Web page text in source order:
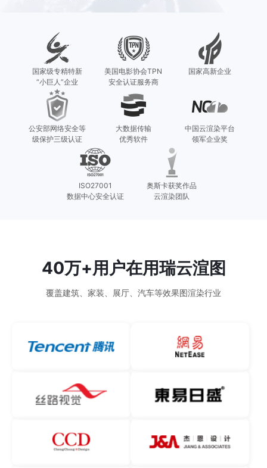
国家级专精特新
“小巨人”企业
美国电影协会TPN
安全认证服务商
国家高新企业
公安部网络安全等
级保护三级认证
大数据传输
优秀软件
中国云渲染平台
领军企业奖
ISO27001
数据中心安全认证
奥斯卡获奖作品
云渲染团队
40万+用户在用瑞云渲图
覆盖建筑、家装、展厅、汽车等效果图渲染行业